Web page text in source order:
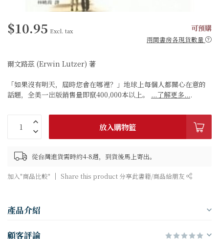
$10.95 Excl. tax 可預購
兩間書房各現貨數量
爾文路茲 (Erwin Lutzer) 著
「如果沒有明天，屆時您會在哪裡？」地球上每個人都關心在意的
話題，全美一出版銷售量即竄400,000本以上。 ...了解更多....
放入購物籃
從台灣進貨需時約4-8週，到貨後馬上寄出。
加入"商品比較" Share this product 分享此書籍/商品給朋友
產品介紹
顧客評論